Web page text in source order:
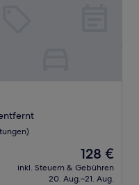
Der
Preis
beträgt
128 €
inkl. Steuern & Gebühren
20. Aug.–21. Aug.